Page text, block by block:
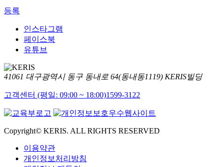
등록
인스타그램
페이스북
유튜브
41061 대구광역시 동구 동내로 64(동내동1119) KERIS빌딩
고객센터 (평일: 09:00 ~ 18:00)1599-3122
Copyright© KERIS. ALL RIGHTS RESERVED
이용약관
개인정보처리방침